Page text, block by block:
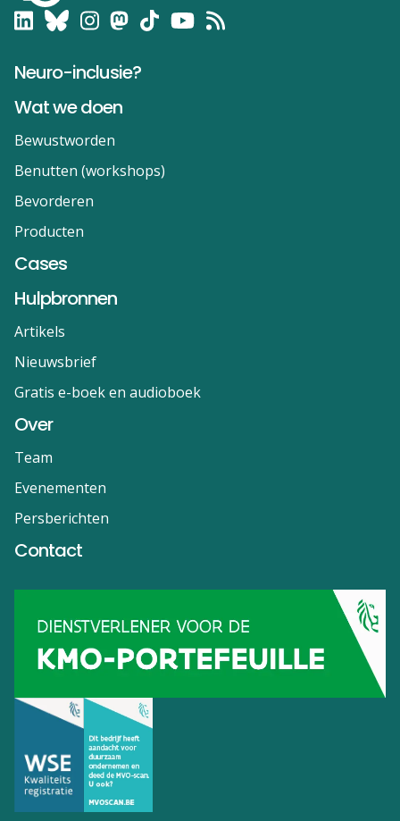
Neuro-inclusie?
Wat we doen
Bewustworden
Benutten (workshops)
Bevorderen
Producten
Cases
Hulpbronnen
Artikels
Nieuwsbrief
Gratis e-boek en audioboek
Over
Team
Evenementen
Persberichten
Contact